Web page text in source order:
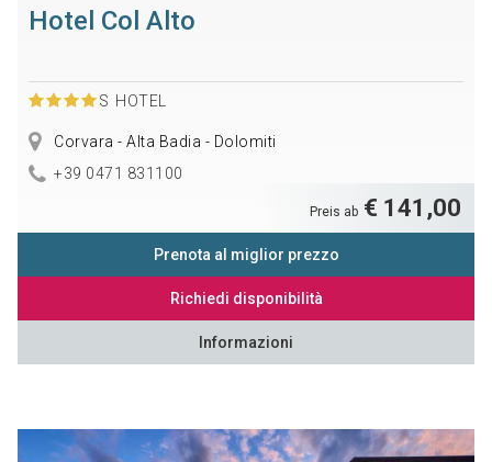
Hotel Col Alto
S HOTEL
Corvara - Alta Badia - Dolomiti
+39 0471 831100
Preis ab € 141,00
Prenota al miglior prezzo
Richiedi disponibilità
Informazioni